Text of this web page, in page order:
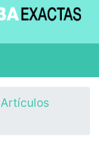
Artículos